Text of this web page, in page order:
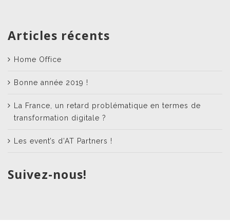
Articles récents
Home Office
Bonne année 2019 !
La France, un retard problématique en termes de
transformation digitale ?
Les event’s d’AT Partners !
Suivez-nous!